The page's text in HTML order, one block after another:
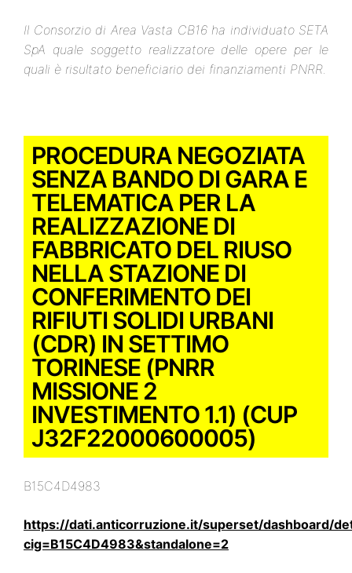
Il Consorzio di Area Vasta CB16 ha individuato SETA
SpA quale soggetto realizzatore delle opere per le
quali è risultato beneficiario dei finanziamenti PNRR.
PROCEDURA NEGOZIATA
SENZA BANDO DI GARA E
TELEMATICA PER LA
REALIZZAZIONE DI
FABBRICATO DEL RIUSO
NELLA STAZIONE DI
CONFERIMENTO DEI
RIFIUTI SOLIDI URBANI
(CDR) IN SETTIMO
TORINESE (PNRR
MISSIONE 2
INVESTIMENTO 1.1) (CUP
J32F22000600005)
B15C4D4983
https://dati.anticorruzione.it/superset/dashboard/
cig=B15C4D4983&standalone=2